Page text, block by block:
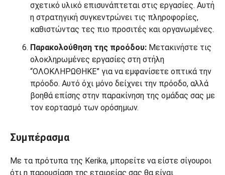
σχετικό υλικό επισυνάπτεται στις εργασίες. Αυτή
η στρατηγική συγκεντρώνει τις πληροφορίες,
καθιστώντας τες πιο προσιτές και οργανωμένες.
Παρακολούθηση της προόδου: Μετακινήστε τις
ολοκληρωμένες εργασίες στη στήλη
“ΟΛΟΚΛΗΡΩΘΗΚΕ” για να εμφανίσετε οπτικά την
πρόοδο. Αυτό όχι μόνο δείχνει την πρόοδο, αλλά
βοηθά επίσης στην παρακίνηση της ομάδας σας με
τον εορτασμό των ορόσημων.
Συμπέρασμα
Με τα πρότυπα της Kerika, μπορείτε να είστε σίγουροι
ότι η παρουσίαση της εταιρείας σας θα είναι